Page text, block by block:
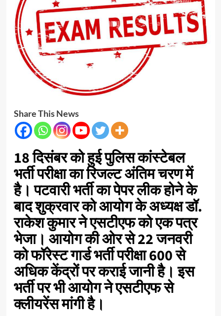
Share This News
18 दिसंबर को हुई पुलिस कांस्टेबल
भर्ती परीक्षा का रिजल्ट अंतिम चरण में
है। पटवारी भर्ती का पेपर लीक होने के
बाद शुक्रवार को आयोग के अध्यक्ष डॉ.
राकेश कुमार ने एसटीएफ को एक पत्र
भेजा। आयोग की ओर से 22 जनवरी
को फॉरेस्ट गार्ड भर्ती परीक्षा 600 से
अधिक केंद्रों पर कराई जानी है। इस
भर्ती पर भी आयोग ने एसटीएफ से
क्लीयरेंस मांगी है।